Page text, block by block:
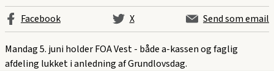
Facebook X Send som email
Mandag 5. juni holder FOA Vest - både a-kassen og faglig
afdeling lukket i anledning af Grundlovsdag.